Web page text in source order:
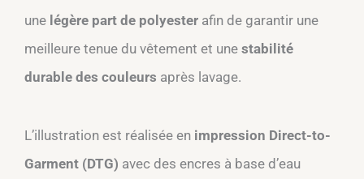
une légère part de polyester afin de garantir une
meilleure tenue du vêtement et une stabilité
durable des couleurs après lavage.​
L’illustration est réalisée en impression Direct-to-
Garment (DTG) avec des encres à base d’eau